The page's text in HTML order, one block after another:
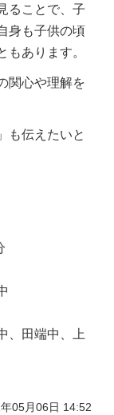
ることで、子
身も子供の頃
もあります。
関心や理解を
も伝えたいと
、田端中、上
05月06日 14:52